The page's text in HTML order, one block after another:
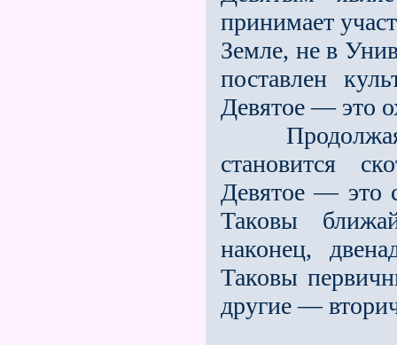
принимает
Земле, не в
поставлен
Девятое — это
Продолжая
становится
Девятое — это
Таковы
наконец,
Таковы
другие —